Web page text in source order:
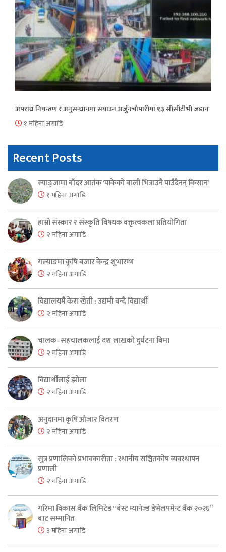
अपराध नियन्त्रण र अनुसन्धानमा सघाउन अर्जुनचौपारीमा १३ सीसीटीभी जडान
१ महिना अगाडि
Recent Posts
स्याङ्जामा बाँदर आतंक ‘पाकेको बाली भित्राउनै पाउँदैनन् किसान’
१ महिना अगाडि
हाम्रो संस्कार र संस्कृति विषयक वक्तृत्वकला प्रतियोगिता
२ महिना अगाडि
गल्याङमा कृषि बजार केन्द्र शुभारम्भ
२ महिना अगाडि
विद्यालयमै केरा खेती : उद्यमी बन्दै विद्यार्थी
२ महिना अगाडि
चालक–सहचालकलाई दश लाखको दुर्घटना बिमा
२ महिना अगाडि
विद्यार्थीलाई झोला
२ महिना अगाडि
अनुदानमा कृषि औजार वितरण
२ महिना अगाडि
सुत्र प्रणालिको प्रभावकारीता : स्थानीय सञ्चितकोष व्यवस्थापन
प्रणाली
२ महिना अगाडि
गरिमा विकास बैंक लिमिटेड “बेस्ट म्यानेज्ड डेभेलपमेन्ट बैंक २०२६”
बाट सम्मानित
३ महिना अगाडि